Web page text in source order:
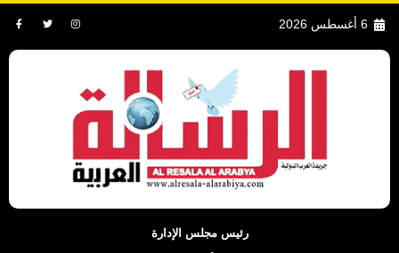
6 أغسطس 2026
رئيس مجلس الإدارة